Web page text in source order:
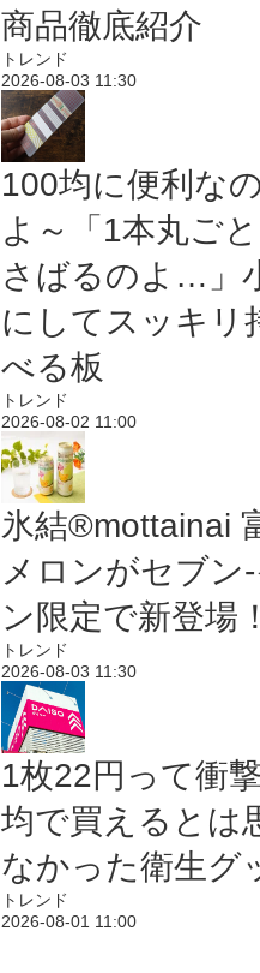
商品徹底紹介
トレンド
2026-08-03 11:30
100均に便利な
よ～「1本丸ご
さばるのよ…」
にしてスッキリ
べる板
トレンド
2026-08-02 11:00
氷結®mottainai
メロンがセブン
ン限定で新登場！
トレンド
2026-08-03 11:30
1枚22円って衝
均で買えるとは
なかった衛生グ
トレンド
2026-08-01 11:00